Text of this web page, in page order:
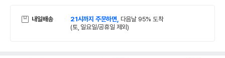
내일배송 21시까지 주문하면, 다음날 95% 도착
(토, 일요일/공휴일 제외)